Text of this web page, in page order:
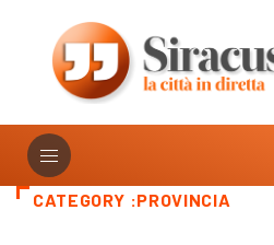
CATEGORY :PROVINCIA